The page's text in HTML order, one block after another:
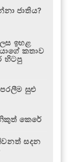
ජාතිය?
ඉහළ
කතාව
හිටපු
සුළු
කෙරේ
සදන